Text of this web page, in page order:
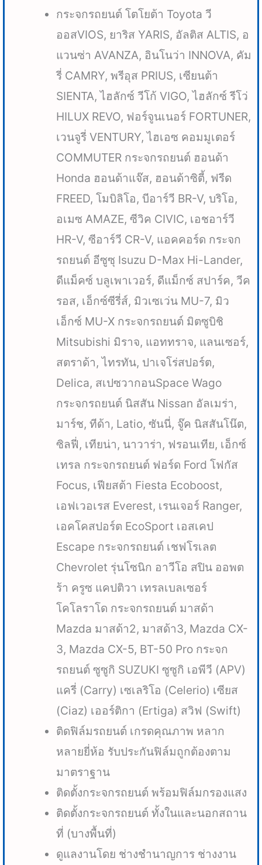
กระจกรถยนต์ โตโยต้า Toyota วี
ออสVIOS, ยาริส YARIS, อัลติส ALTIS, อ
แวนซ่า AVANZA, อินโนว่า INNOVA, คัม
รี่ CAMRY, พรีอุส PRIUS, เซียนต้า
SIENTA, ไฮลักซ์ วีโก้ VIGO, ไฮลักซ์ รีโว่
HILUX REVO, ฟอร์จูนเนอร์ FORTUNER,
เวนจูรี่ VENTURY, ไฮเอซ คอมมูเตอร์
COMMUTER กระจกรถยนต์ ฮอนด้า
Honda ฮอนด้าแจ๊ส, ฮอนด้าซิตี้, ฟรีด
FREED, โมบิลิโอ, บีอาร์วี BR-V, บริโอ,
อเมซ AMAZE, ซีวิค CIVIC, เอชอาร์วี
HR-V, ซีอาร์วี CR-V, แอคคอร์ด กระจก
รถยนต์ อีซูซุ Isuzu D-Max Hi-Lander,
ดีแม็คซ์ บลูเพาเวอร์, ดีแม็กซ์ สปาร์ค, วีค
รอส, เอ็กซ์ซีรี่ส์, มิวเซเว่น MU-7, มิว
เอ็กซ์ MU-X กระจกรถยนต์ มิตซูบิชิ
Mitsubishi มิราจ, แอททราจ, แลนเซอร์,
สตราด้า, ไทรทัน, ปาเจโร่สปอร์ต,
Delica, สเปซวากอนSpace Wago
กระจกรถยนต์ นิสสัน Nissan อัลเมร่า,
มาร์ช, ทีด้า, Latio, ซันนี่, จู๊ค นิสสันโน๊ต,
ซิลฟี่, เทียน่า, นาวาร่า, ฟรอนเทีย, เอ็กซ์
เทรล กระจกรถยนต์ ฟอร์ด Ford โฟกัส
Focus, เฟียสต้า Fiesta Ecoboost,
เอฟเวอเรส Everest, เรนเจอร์ Ranger,
เอคโคสปอร์ต EcoSport เอสเคป
Escape กระจกรถยนต์ เชฟโรเลต
Chevrolet รุ่นโซนิก อาวีโอ สปิน ออพต
ร้า ครูซ แคปติวา เทรลเบลเซอร์
โคโลราโด กระจกรถยนต์ มาสด้า
Mazda มาสด้า2, มาสด้า3, Mazda CX-
3, Mazda CX-5, BT-50 Pro กระจก
รถยนต์ ซูซูกิ SUZUKI ซูซูกิ เอพีวี (APV)
แครี่ (Carry) เซเลริโอ (Celerio) เซียส
(Ciaz) เออร์ติกา (Ertiga) สวิฟ (Swift)
ติดฟิล์มรถยนต์ เกรดคุณภาพ หลาก
หลายยี่ห้อ รับประกันฟิล์มถูกต้องตาม
มาตราฐาน
ติดตั้งกระจกรถยนต์ พร้อมฟิล์มกรองแสง
ติดตั้งกระจกรถยนต์ ทั้งในและนอกสถาน
ที่ (บางพื้นที่)
ดูแลงานโดย ช่างชำนาญการ ช่างงาน